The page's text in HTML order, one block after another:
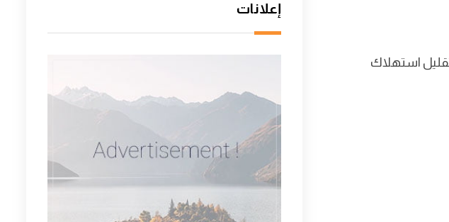
استهلاك
إعلانات